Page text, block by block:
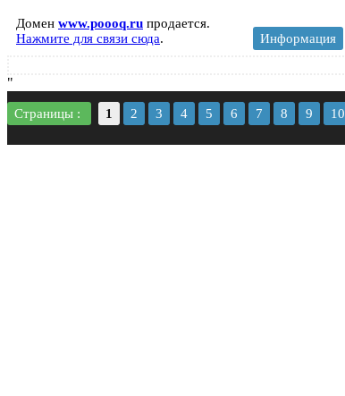
Домен www.poooq.ru продается.
Нажмите для связи сюда. Информация
"
Страницы : 1 2 3 4 5 6 7 8 9 10